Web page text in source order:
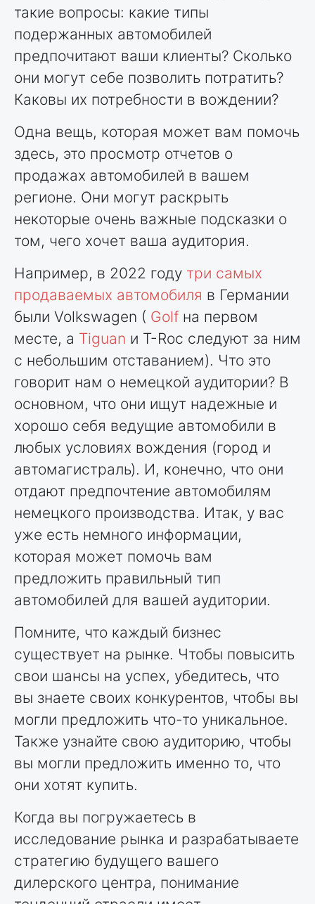
такие вопросы: какие типы
подержанных автомобилей
предпочитают ваши клиенты? Сколько
они могут себе позволить потратить?
Каковы их потребности в вождении?
Одна вещь, которая может вам помочь
здесь, это просмотр отчетов о
продажах автомобилей в вашем
регионе. Они могут раскрыть
некоторые очень важные подсказки о
том, чего хочет ваша аудитория.
Например, в 2022 году три самых
продаваемых автомобиля в Германии
были Volkswagen ( Golf на первом
месте, а Tiguan и T-Roc следуют за ним
с небольшим отставанием). Что это
говорит нам о немецкой аудитории? В
основном, что они ищут надежные и
хорошо себя ведущие автомобили в
любых условиях вождения (город и
автомагистраль). И, конечно, что они
отдают предпочтение автомобилям
немецкого производства. Итак, у вас
уже есть немного информации,
которая может помочь вам
предложить правильный тип
автомобилей для вашей аудитории.
Помните, что каждый бизнес
существует на рынке. Чтобы повысить
свои шансы на успех, убедитесь, что
вы знаете своих конкурентов, чтобы вы
могли предложить что-то уникальное.
Также узнайте свою аудиторию, чтобы
вы могли предложить именно то, что
они хотят купить.
Когда вы погружаетесь в
исследование рынка и разрабатываете
стратегию будущего вашего
дилерского центра, понимание